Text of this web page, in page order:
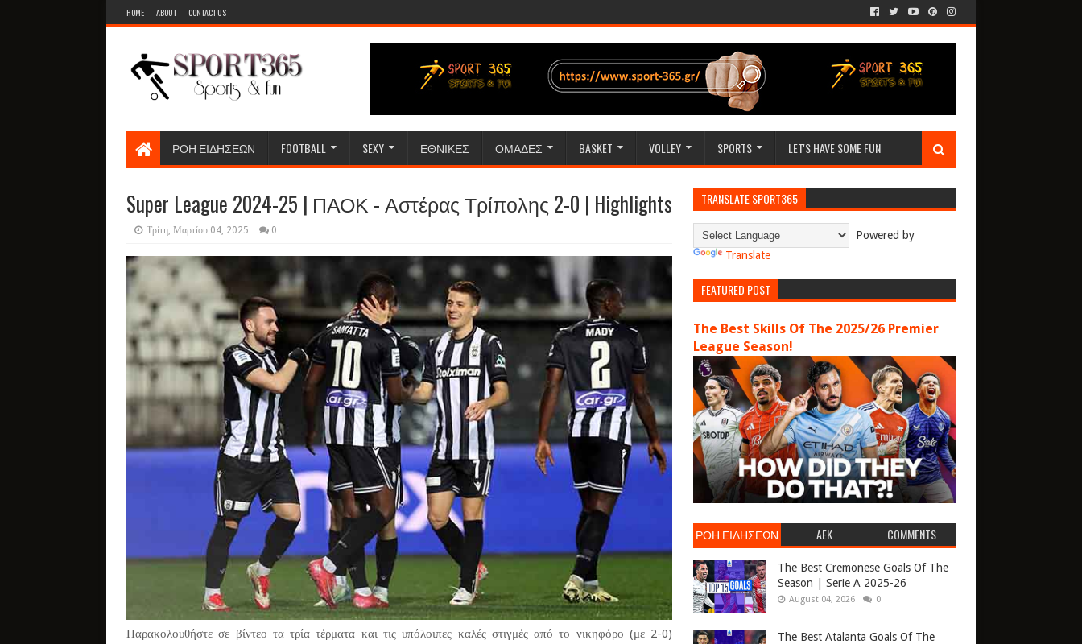
HOME ABOUT CONTACT US
ΡΟΗ ΕΙΔΗΣΕΩΝ FOOTBALL SEXY ΕΘΝΙΚΕΣ ΟΜΑΔΕΣ BASKET VOLLEY SPORTS LET'S HAVE SOME FUN
Super League 2024-25 | ΠΑΟΚ - Αστέρας Τρίπολης 2-0 | Highlights
Τρίτη, Μαρτίου 04, 2025 0
Παρακολουθήστε σε βίντεο τα τρία τέρματα και τις υπόλοιπες καλές στιγμές από το νικηφόρο (με 2-0)
TRANSLATE SPORT365
Powered by
Translate
FEATURED POST
The Best Skills Of The 2025/26 Premier
League Season!
ΡΟΗ ΕΙΔΗΣΕΩΝ AEK COMMENTS
The Best Cremonese Goals Of The
Season | Serie A 2025-26
August 04, 2026 0
The Best Atalanta Goals Of The